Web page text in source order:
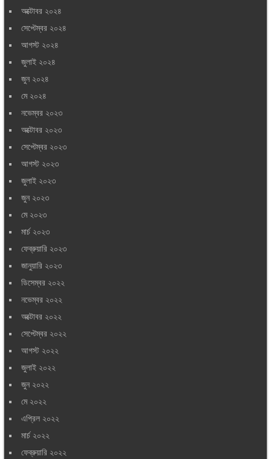
অক্টোবর ২০২৪
সেপ্টেম্বর ২০২৪
আগস্ট ২০২৪
জুলাই ২০২৪
জুন ২০২৪
মে ২০২৪
নভেম্বর ২০২৩
অক্টোবর ২০২৩
সেপ্টেম্বর ২০২৩
আগস্ট ২০২৩
জুলাই ২০২৩
জুন ২০২৩
মে ২০২৩
মার্চ ২০২৩
ফেব্রুয়ারি ২০২৩
জানুয়ারি ২০২৩
ডিসেম্বর ২০২২
নভেম্বর ২০২২
অক্টোবর ২০২২
সেপ্টেম্বর ২০২২
আগস্ট ২০২২
জুলাই ২০২২
জুন ২০২২
মে ২০২২
এপ্রিল ২০২২
মার্চ ২০২২
ফেব্রুয়ারি ২০২২